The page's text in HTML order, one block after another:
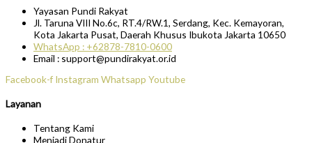
Yayasan Pundi Rakyat
Jl. Taruna VIII No.6c, RT.4/RW.1, Serdang, Kec. Kemayoran,
Kota Jakarta Pusat, Daerah Khusus Ibukota Jakarta 10650
WhatsApp : +62878-7810-0600
Email : support@pundirakyat.or.id
Facebook-f Instagram Whatsapp Youtube
Layanan
Tentang Kami
Menjadi Donatur